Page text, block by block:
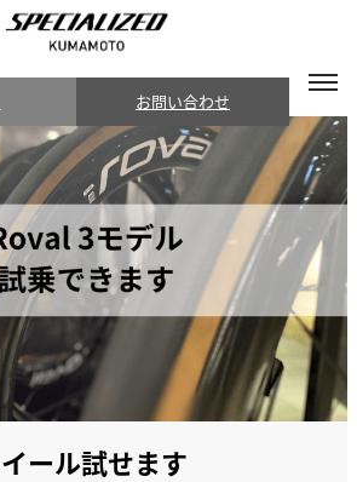
お問い合わせ
ール試せます